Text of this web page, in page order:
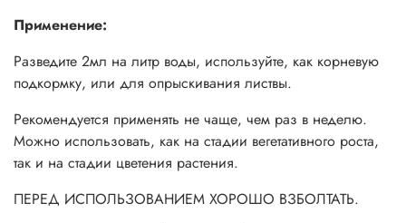
Применение:
Разведите 2мл на литр воды, используйте, как корневую
подкормку, или для опрыскивания листвы.
Рекомендуется применять не чаще, чем раз в неделю.
Можно использовать, как на стадии вегетативного роста,
так и на стадии цветения растения.
ПЕРЕД ИСПОЛЬЗОВАНИЕМ ХОРОШО ВЗБОЛТАТЬ.